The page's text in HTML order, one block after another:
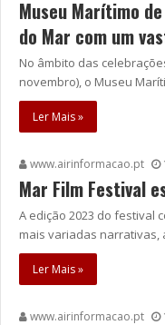
Museu Marítimo
do Mar com um
No âmbito das
novembro), o Museu
Ler Mais »
www.airinformacao.pt
Mar Film Festival
A edição 2023 do festival
mais variadas
Ler Mais »
www.airinformacao.pt